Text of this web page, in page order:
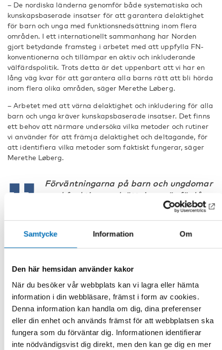
Samtycke Information Om
Den här hemsidan använder kakor
När du besöker vår webbplats kan vi lagra eller hämta
information i din webbläsare, främst i form av cookies.
Denna information kan handla om dig, dina preferenser
eller din enhet och används främst för att webbplatsen ska
fungera som du förväntar dig. Informationen identifierar
inte nödvändigsvist dig direkt, men den kan ge dig en mer
– De nordiska länderna genomför både systematiska och
kunskapsbaserade insatser för att garantera delaktighet
för barn och unga med funktionsnedsättning inom flera
områden. I ett internationellt sammanhang har Norden
gjort betydande framsteg i arbetet med att uppfylla FN-
konventionerna och tillämpar en aktiv och inkluderande
välfärdspolitik. Trots detta är det uppenbart att vi har en
lång väg kvar för att garantera alla barns rätt att bli hörda
inom flera olika områden, säger Merethe Løberg.
– Arbetet med att värna delaktighet och inkludering för alla
barn och unga kräver kunskapsbaserade insatser. Det finns
ett behov att närmare undersöka vilka metoder och rutiner
vi använder för att främja delaktighet och deltagande, för
att identifiera vilka metoder som faktiskt fungerar, säger
Merethe Løberg.
Förväntningarna på barn och ungdomar
med funktionsnedsättningar är för låga.
Det finns för mycket fördomar och
okunskap om vad som krävs för att till
exempel jobba med personer med
– Vi på Nordens välfärdscenter hoppas att rapporten
kommer att ge ökade insikter om de möjligheter och
åtaganden som ingår i arbetet för ökad delaktighet för
barn och unga med funktionsnedsättning i Norden. Ett av de
viktigaste målen iNordiska ministerrådets handlingsplan
för Vision 2030 är att säkra en socialt hållbar framtid. En av